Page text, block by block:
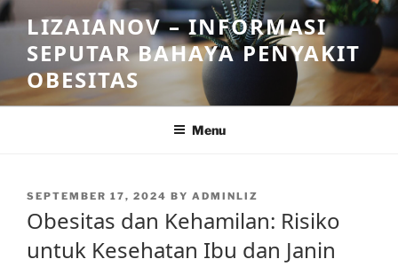
Skip
to
content
LIZAIANOV – INFORMASI
SEPUTAR BAHAYA PENYAKIT
OBESITAS
Menu
POSTED
SEPTEMBER 17, 2024 BY ADMINLIZ
Obesitas dan Kehamilan: Risiko
untuk Kesehatan Ibu dan Janin